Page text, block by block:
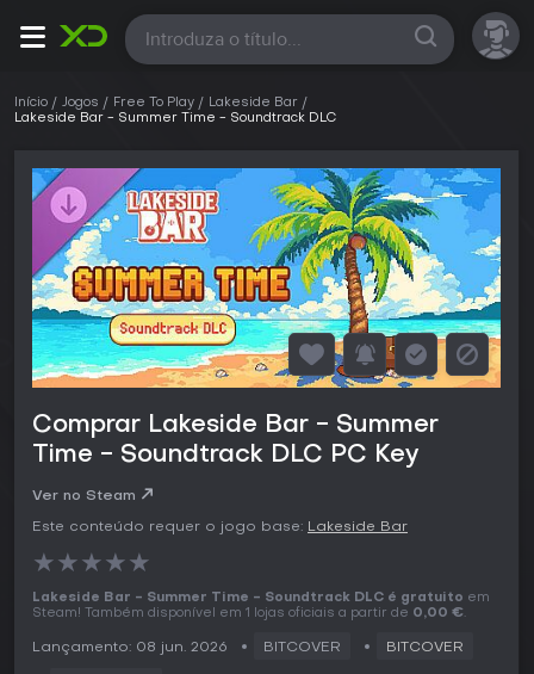
Todas
Início Jogos Free To Play
Lakeside Bar
Lakeside Bar - Summer Time - Soundtrack DLC
Comprar Lakeside Bar - Summer
Time - Soundtrack DLC PC Key
Ver no Steam
Este conteúdo requer o jogo base: Lakeside Bar
★★★★★
Lakeside Bar - Summer Time - Soundtrack DLC é gratuito em
Steam! Também disponível em 1 lojas oficiais a partir de 0,00 €.
Lançamento: 08 jun. 2026 BITCOVER BITCOVER